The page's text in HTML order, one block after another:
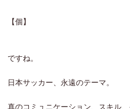
【個】
ですね。
日本サッカー、永遠のテーマ。
真のコミュニケーション、スキル、